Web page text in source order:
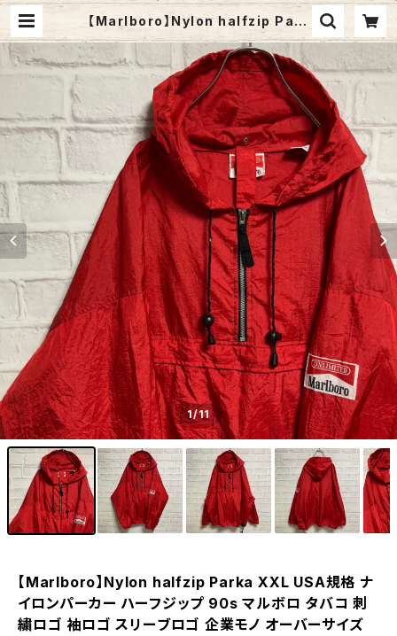
【Marlboro】Nylon halfzip Park
a XXL USA規格 ナイロンパーカー
ハーフジップ 90s マルボロ タバコ
刺繍ロゴ 袖ロゴ スリーブロゴ 企業
モノ オーバーサイズ ビッグシルエット
アーム太 アウター アメリカ 古着 | Fu
zzy Fuzzy
1/11
【Marlboro】Nylon halfzip Parka XXL USA規格 ナ
イロンパーカー ハーフジップ 90s マルボロ タバコ 刺
繍ロゴ 袖ロゴ スリーブロゴ 企業モノ オーバーサイズ